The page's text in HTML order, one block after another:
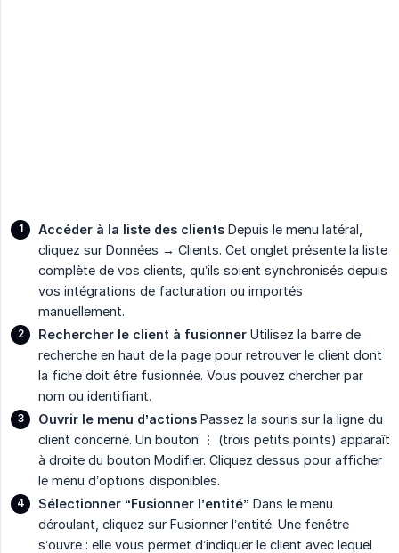
Accéder à la liste des clients Depuis le menu latéral,
cliquez sur Données → Clients. Cet onglet présente la liste
complète de vos clients, qu’ils soient synchronisés depuis
vos intégrations de facturation ou importés
manuellement.
Rechercher le client à fusionner Utilisez la barre de
recherche en haut de la page pour retrouver le client dont
la fiche doit être fusionnée. Vous pouvez chercher par
nom ou identifiant.
Ouvrir le menu d’actions Passez la souris sur la ligne du
client concerné. Un bouton ⋮ (trois petits points) apparaît
à droite du bouton Modifier. Cliquez dessus pour afficher
le menu d’options disponibles.
Sélectionner “Fusionner l’entité” Dans le menu
déroulant, cliquez sur Fusionner l’entité. Une fenêtre
s’ouvre : elle vous permet d’indiquer le client avec lequel